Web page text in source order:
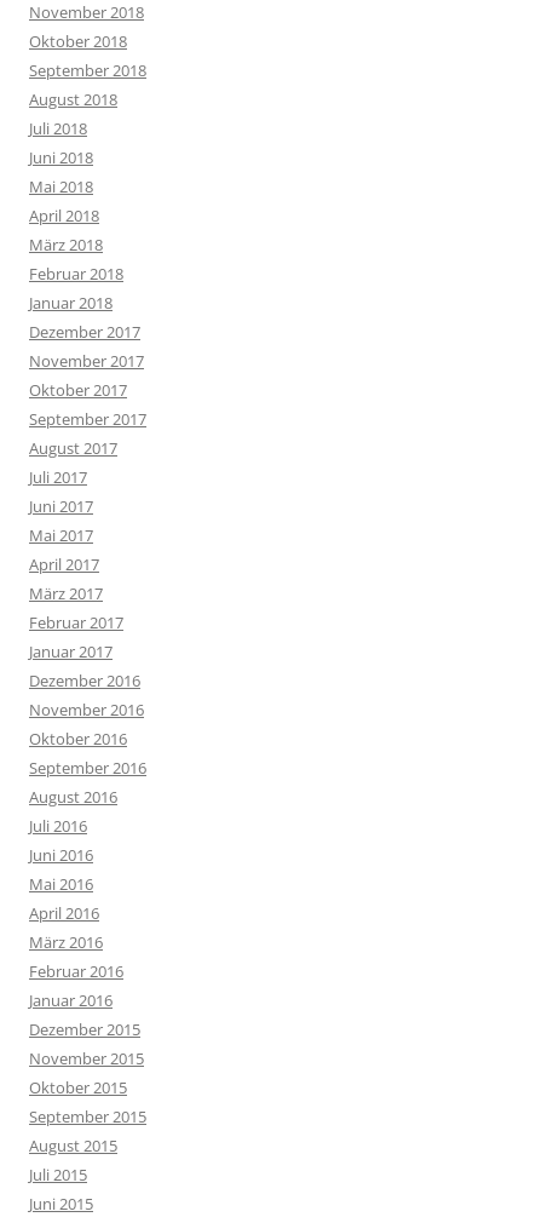
November 2018
Oktober 2018
September 2018
August 2018
Juli 2018
Juni 2018
Mai 2018
April 2018
März 2018
Februar 2018
Januar 2018
Dezember 2017
November 2017
Oktober 2017
September 2017
August 2017
Juli 2017
Juni 2017
Mai 2017
April 2017
März 2017
Februar 2017
Januar 2017
Dezember 2016
November 2016
Oktober 2016
September 2016
August 2016
Juli 2016
Juni 2016
Mai 2016
April 2016
März 2016
Februar 2016
Januar 2016
Dezember 2015
November 2015
Oktober 2015
September 2015
August 2015
Juli 2015
Juni 2015